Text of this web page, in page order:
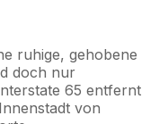
ruhige, gehobene
doch nur
65 entfernt
von